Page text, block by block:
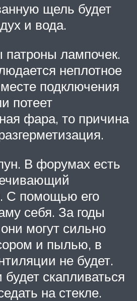
щель будет
и вода.
патроны лампочек.
неплотное
подключения
потеет
фара, то причина
В форумах есть
С помощью его
себя. За годы
могут сильно
и пылью, в
не будет.
будет скапливаться
на стекле.